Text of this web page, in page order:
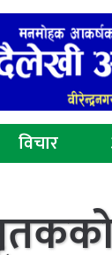
विचार